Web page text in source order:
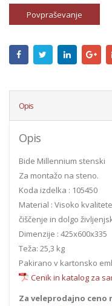
Povpraševanje
Opis
Opis
Bide Millennium stenski
Za montažo na steno.
Koda izdelka : 105450
Material : Visoko
čiščenje in dolgo
Dimenzije : 425x600x335
Teža: 25,3 kg
Pakirano v kartonsko
Cenik in katalog za
Za veleprodajno